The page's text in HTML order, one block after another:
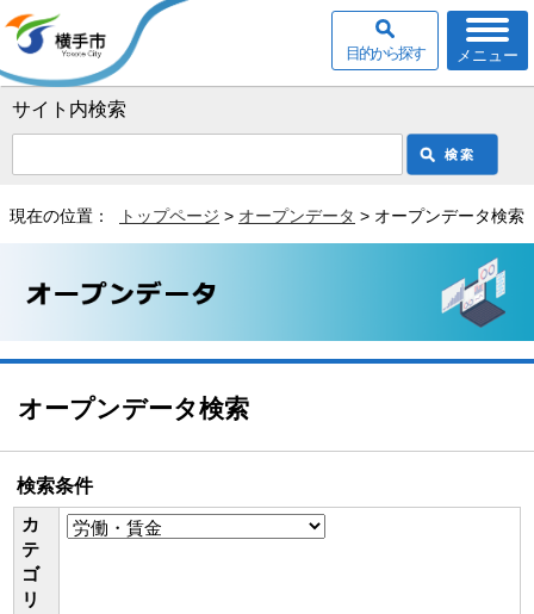
サイト内検索
メニュー
目的から探す
現在の位置： トップページ > オープンデータ > オープンデータ検索
オープンデータ検索
検索条件
カ
テ
ゴ
リ